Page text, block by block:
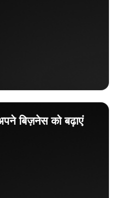
बिज़नेस को बढ़ाएं